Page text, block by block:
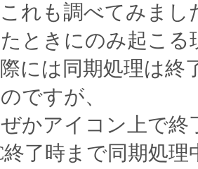
これも調べてみま
たときにのみ起こる
には同期処理は終
ですが、
かアイコン上で
終了時まで同期処